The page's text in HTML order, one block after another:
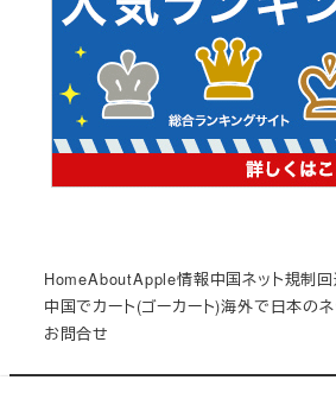
HomeAboutApple情報中国ネット規制
中国でカート(ゴーカート)海外で日本の
お問合せ